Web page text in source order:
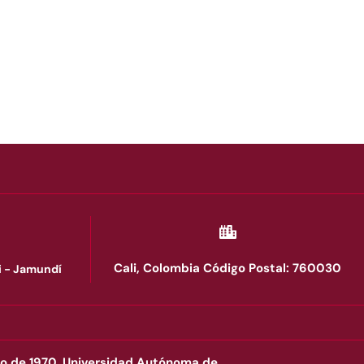
- Jamundí Cali, Colombia Código Postal: 760030